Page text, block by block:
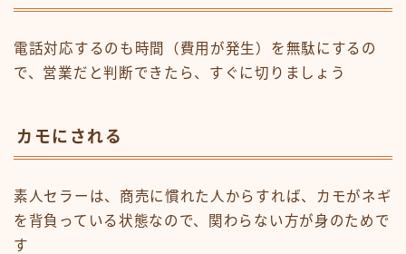
電話対応するのも時間（費用が発生）を無駄にするの
で、営業だと判断できたら、すぐに切りましょう
カモにされる
素人セラーは、商売に慣れた人からすれば、カモがネギ
を背負っている状態なので、関わらない方が身のためで
す